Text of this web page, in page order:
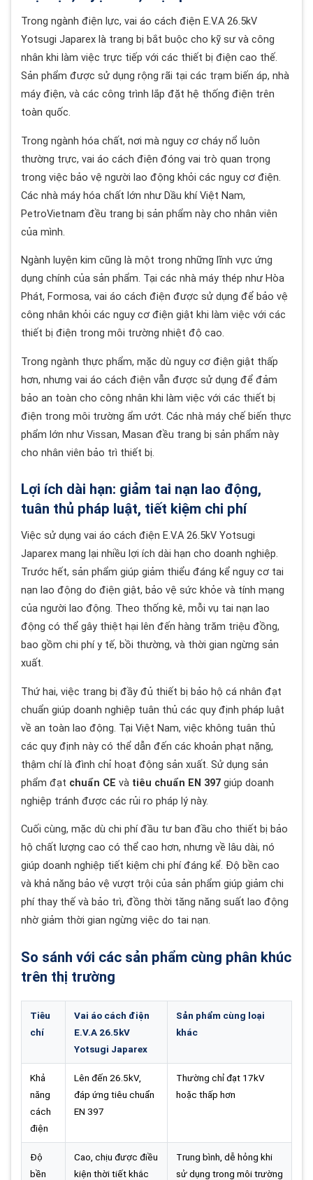
Trong ngành điện lực, vai áo cách điện E.V.A 26.5kV
Yotsugi Japarex là trang bị bắt buộc cho kỹ sư và công
nhân khi làm việc trực tiếp với các thiết bị điện cao thế.
Sản phẩm được sử dụng rộng rãi tại các trạm biến áp, nhà
máy điện, và các công trình lắp đặt hệ thống điện trên
toàn quốc.
Trong ngành hóa chất, nơi mà nguy cơ cháy nổ luôn
thường trực, vai áo cách điện đóng vai trò quan trọng
trong việc bảo vệ người lao động khỏi các nguy cơ điện.
Các nhà máy hóa chất lớn như Dầu khí Việt Nam,
PetroVietnam đều trang bị sản phẩm này cho nhân viên
của mình.
Ngành luyện kim cũng là một trong những lĩnh vực ứng
dụng chính của sản phẩm. Tại các nhà máy thép như Hòa
Phát, Formosa, vai áo cách điện được sử dụng để bảo vệ
công nhân khỏi các nguy cơ điện giật khi làm việc với các
thiết bị điện trong môi trường nhiệt độ cao.
Trong ngành thực phẩm, mặc dù nguy cơ điện giật thấp
hơn, nhưng vai áo cách điện vẫn được sử dụng để đảm
bảo an toàn cho công nhân khi làm việc với các thiết bị
điện trong môi trường ẩm ướt. Các nhà máy chế biến thực
phẩm lớn như Vissan, Masan đều trang bị sản phẩm này
cho nhân viên bảo trì thiết bị.
Lợi ích dài hạn: giảm tai nạn lao động,
tuân thủ pháp luật, tiết kiệm chi phí
Việc sử dụng vai áo cách điện E.V.A 26.5kV Yotsugi
Japarex mang lại nhiều lợi ích dài hạn cho doanh nghiệp.
Trước hết, sản phẩm giúp giảm thiểu đáng kể nguy cơ tai
nạn lao động do điện giật, bảo vệ sức khỏe và tính mạng
của người lao động. Theo thống kê, mỗi vụ tai nạn lao
động có thể gây thiệt hại lên đến hàng trăm triệu đồng,
bao gồm chi phí y tế, bồi thường, và thời gian ngừng sản
xuất.
Thứ hai, việc trang bị đầy đủ thiết bị bảo hộ cá nhân đạt
chuẩn giúp doanh nghiệp tuân thủ các quy định pháp luật
về an toàn lao động. Tại Việt Nam, việc không tuân thủ
các quy định này có thể dẫn đến các khoản phạt nặng,
thậm chí là đình chỉ hoạt động sản xuất. Sử dụng sản
phẩm đạt chuẩn CE và tiêu chuẩn EN 397 giúp doanh
nghiệp tránh được các rủi ro pháp lý này.
Cuối cùng, mặc dù chi phí đầu tư ban đầu cho thiết bị bảo
hộ chất lượng cao có thể cao hơn, nhưng về lâu dài, nó
giúp doanh nghiệp tiết kiệm chi phí đáng kể. Độ bền cao
và khả năng bảo vệ vượt trội của sản phẩm giúp giảm chi
phí thay thế và bảo trì, đồng thời tăng năng suất lao động
nhờ giảm thời gian ngừng việc do tai nạn.
So sánh với các sản phẩm cùng phân khúc
trên thị trường
Tiêu
chí
Vai áo cách điện
E.V.A 26.5kV
Yotsugi Japarex
Sản phẩm cùng loại
khác
Khả
năng
cách
điện
Lên đến 26.5kV,
đáp ứng tiêu chuẩn
EN 397
Thường chỉ đạt 17kV
hoặc thấp hơn
Độ
bền
Cao, chịu được điều
kiện thời tiết khắc
Trung bình, dễ hỏng khi
sử dụng trong môi trường